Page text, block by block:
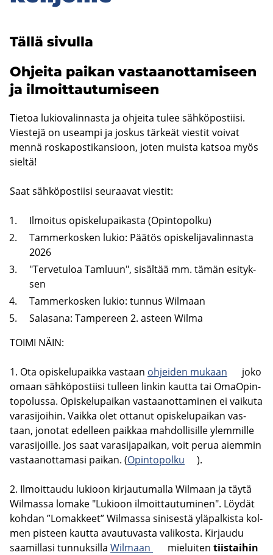
Tällä si­vul­la
Oh­jei­ta pai­kan vas­taa­not­ta­mi­seen
ja il­moit­tau­tu­mi­seen
Tie­toa lu­kio­va­lin­nas­ta ja oh­jei­ta tulee säh­kö­pos­tii­si.
Vies­te­jä on useam­pi ja jos­kus tär­keät vies­tit voi­vat
mennä ros­ka­pos­ti­kan­sioon, joten muis­ta kat­soa myös
siel­tä!
Saat säh­kö­pos­tii­si seu­raa­vat vies­tit:
Il­moi­tus opis­ke­lu­pai­kas­ta (Opin­to­pol­ku)
Tam­mer­kos­ken lukio: Pää­tös opis­ke­li­ja­va­lin­nas­ta
2026
"Ter­ve­tu­loa Tam­luun", si­säl­tää mm. tämän esi­tyk­
sen
Tam­mer­kos­ken lukio: tun­nus Wilmaan
Sa­la­sa­na: Tam­pe­reen 2. as­teen Wilma
TOIMI NÄIN:
1. Ota opis­ke­lu­paik­ka vas­taan oh­jei­den mu­kaan
joko
omaan säh­kö­pos­tii­si tul­leen lin­kin kaut­ta tai OmaO­pin­
to­po­lus­sa. Opis­ke­lu­pai­kan vas­taa­not­ta­mi­nen ei vai­ku­ta
va­ra­si­joi­hin. Vaik­ka olet ot­ta­nut opis­ke­lu­pai­kan vas­
taan, jo­no­tat edel­leen paik­kaa mah­dol­li­sil­le ylem­mil­le
va­ra­si­joil­le. Jos saat va­ra­si­ja­pai­kan, voit perua ai­em­min
vas­taa­not­ta­ma­si pai­kan. (Opin­to­pol­ku ).
2. Il­moit­tau­du lu­kioon kir­jau­tu­mal­la Wilmaan ja täytä
Wilmassa lo­ma­ke "Lu­kioon il­moit­tau­tu­mi­nen". Löy­dät
koh­dan ”Lo­mak­keet” Wilmassa si­ni­ses­tä ylä­pal­kis­ta kol­
men pis­teen kaut­ta avau­tu­vas­ta va­li­kos­ta. Kir­jau­du
saa­mil­la­si tun­nuk­sil­la Wilmaan mie­lui­ten tiis­tai­hin